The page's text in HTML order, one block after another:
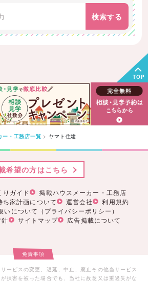
検索する
TOP
ー・工務店一覧 ヤマト住建
りガイド
掲載ハウスメーカー・工務店
ち家計画について 運営会社
利用規約
いについて（プライバシーポリシー）
サイトマップ 広告掲載について
希望の方はこちら
免責事項
ービスの変更、遅延、中止、廃止その他当サービス
損害を被った場合でも、当社に故意又は重過失がな